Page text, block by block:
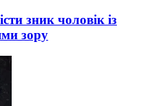
зник чоловік із
зору